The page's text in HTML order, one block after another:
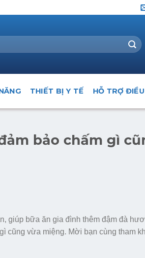
THIẾT BỊ Y TẾ HỖ TRỢ
bảo chấm gì
giúp bữa ăn gia đình thêm đậm đà
cũng vừa miệng. Mời bạn cùng tham